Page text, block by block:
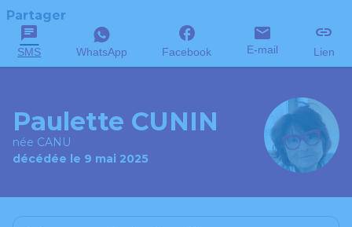
Partager
SMS WhatsApp Facebook E-mail Lien
Paulette CUNIN
née CANU
décédée le 9 mai 2025